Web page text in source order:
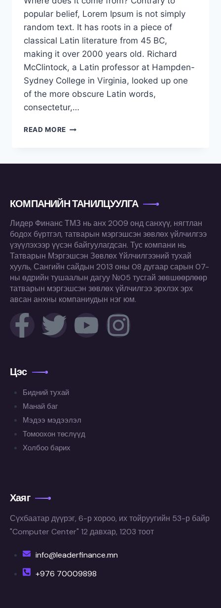
popular belief, Lorem Ipsum is not simply
random text. It has roots in a piece of
classical Latin literature from 45 BC,
making it over 2000 years old. Richard
McClintock, a Latin professor at Hampden-
Sydney College in Virginia, looked up one
of the more obscure Latin words,
consectetur,…
READ MORE
КОМПАНИЙН ТАНИЛЦУУЛГА
Лидер Финанс ТМЗ нь анх 2009 онд санхүү, нягтлан
бодох бүртгэл, татварын мэргэшсэн зөвлөх үйлчилгээ
үзүүлэхээр үүсэн байгуулагдсан. Тус компани нь
Татварын Мэргэшсэн Зөвлөх Үйлчилгээний тухай
хууль, Сангийн сайдын 2013 оны 08 дугаар сарын 07-
ны өдрийн тушаалын дагуу №05 тусгай зөвшөөрлөөр
татварын мэргэшсэн зөвлөх үйлчилгээ эрхлэх эрх
авсан анхны компаниудын нэг юм.
Цэс
Бидний тухай
Манай баг
Мэдээ мэдээлэл
Томоохон төслүүд
Холбоо барих
Хаяг
Сүхбаатар дүүрэг, 6-р хороо, их тойруугийн 53-р байр
"Computer Center" 12 давхар, 1203 тоот
info@leaderfinance.mn
+976 70009898